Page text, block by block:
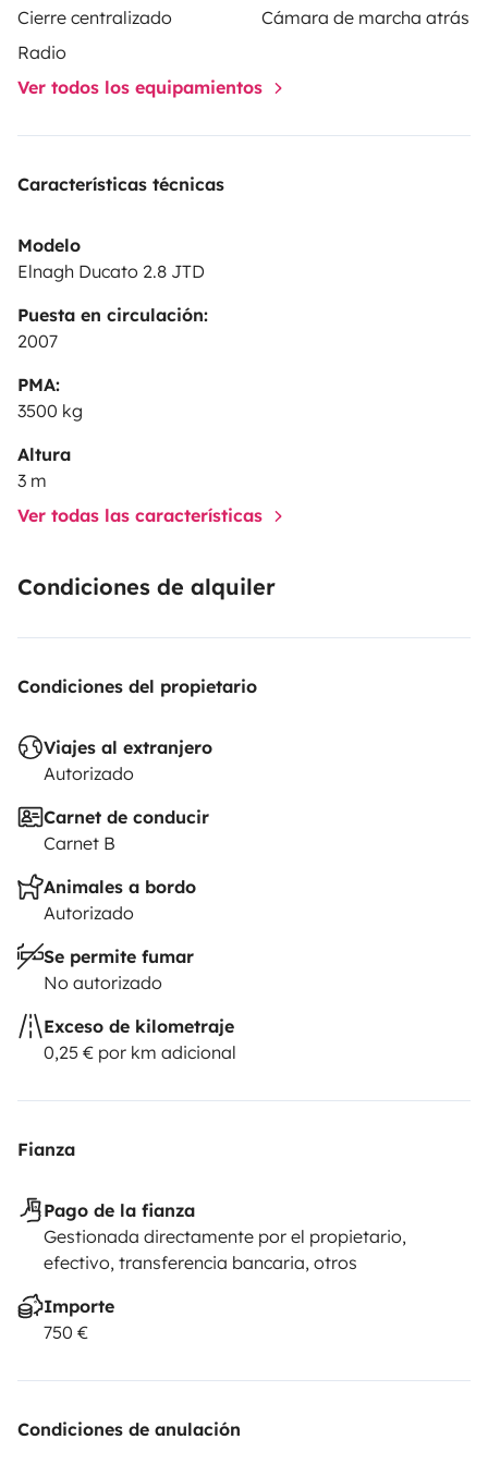
- Mesa exterior para 4 personas (opcional)
Para la seguridad de todos, proporcionamos:
Cierre centralizado
Cámara de marcha atrás
Radio
Ver todos los equipamientos
Características técnicas
Modelo
Elnagh Ducato 2.8 JTD
Puesta en circulación:
2007
PMA:
3500 kg
Altura
3 m
Ver todas las características
Condiciones de alquiler
Condiciones del propietario
Viajes al extranjero
Autorizado
Carnet de conducir
Carnet B
Animales a bordo
Autorizado
Se permite fumar
No autorizado
Exceso de kilometraje
0,25 € por km adicional
Fianza
Pago de la fianza
Gestionada directamente por el propietario,
efectivo, transferencia bancaria, otros
Importe
750 €
Condiciones de anulación